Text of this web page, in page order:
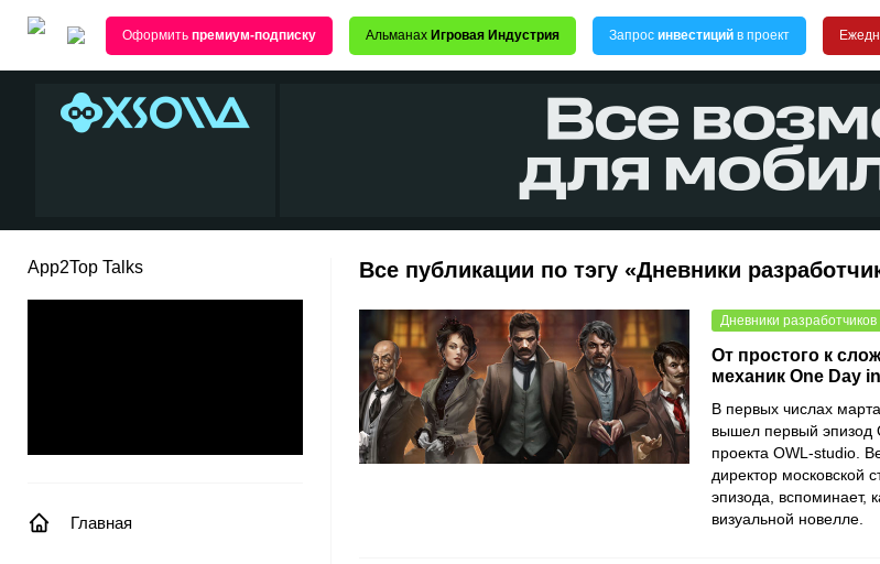
Оформить премиум-подписку Альманах Игровая Индустрия Запрос инвестиций в проект
App2Top Talks
Главная
Все публикации по тэгу «Дневники
Дневники разработчиков
От простого к
механик One Day
В первых числах
вышел первый эпизод
проекта OWL-studio.
директор московской
эпизода, вспоминает,
визуальной новелле.